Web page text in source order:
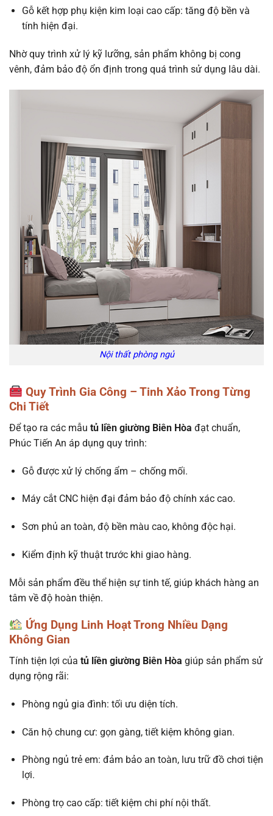
Gỗ kết hợp phụ kiện kim loại cao cấp: tăng độ bền và
tính hiện đại.
Nhờ quy trình xử lý kỹ lưỡng, sản phẩm không bị cong
vênh, đảm bảo độ ổn định trong quá trình sử dụng lâu dài.
Nội thất phòng ngủ
Quy Trình Gia Công – Tinh Xảo Trong Từng
Chi Tiết
Để tạo ra các mẫu tủ liền giường Biên Hòa đạt chuẩn,
Phúc Tiến An áp dụng quy trình:
Gỗ được xử lý chống ẩm – chống mối.
Máy cắt CNC hiện đại đảm bảo độ chính xác cao.
Sơn phủ an toàn, độ bền màu cao, không độc hại.
Kiểm định kỹ thuật trước khi giao hàng.
Mỗi sản phẩm đều thể hiện sự tinh tế, giúp khách hàng an
tâm về độ hoàn thiện.
Ứng Dụng Linh Hoạt Trong Nhiều Dạng
Không Gian
Tính tiện lợi của tủ liền giường Biên Hòa giúp sản phẩm sử
dụng rộng rãi:
Phòng ngủ gia đình: tối ưu diện tích.
Căn hộ chung cư: gọn gàng, tiết kiệm không gian.
Phòng ngủ trẻ em: đảm bảo an toàn, lưu trữ đồ chơi tiện
lợi.
Phòng trọ cao cấp: tiết kiệm chi phí nội thất.